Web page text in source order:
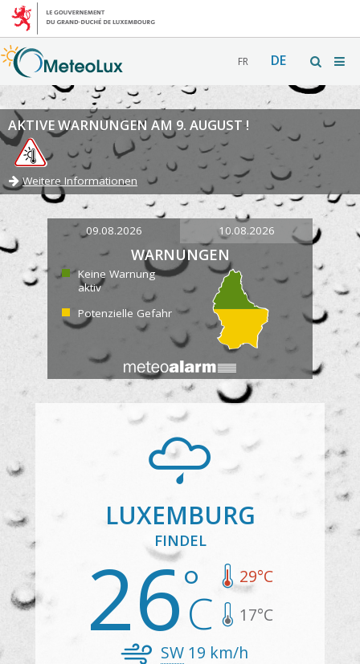
FR DE
AKTIVE WARNUNGEN AM 9. AUGUST !
Weitere Informationen
09.08.2026 10.08.2026
WARNUNGEN
Keine Warnung
aktiv
Potenzielle Gefahr
LUXEMBURG
FINDEL
26 29°C
17°C
SW19 km/h